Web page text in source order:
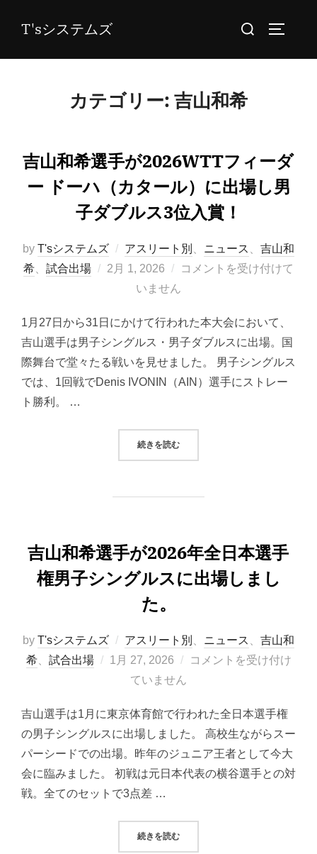
T'sシステムズ
検
対
カテゴリー: 吉山和希
吉山和希選手が2026WTTフィーダ
ー ドーハ（カタール）に出場し男
子ダブルス3位入賞！
by T'sシステムズ アスリート別 ニュース
吉山和
希
試合出場
投
2月 1, 2026
コメントを受け付けて
いません
1月27日から31日にかけて行われた本大会において、
吉山選手は男子シングルス・男子ダブルスに出場。国
際舞台で堂々たる戦いを見せました。 男子シングルス
では、1回戦でDenis IVONIN（AIN）選手にストレー
ト勝利。 …
続きを読む“吉山和希選手が2026WTTフィー
吉山和希選手が2026年全日本選手
権男子シングルスに出場しまし
た。
by T'sシステムズ アスリート別 ニュース
吉山和
希、 試合出場
投
1月 27, 2026
コメントを受け付け
ていません
吉山選手は1月に東京体育館で行われた全日本選手権
の男子シングルスに出場しました。 高校生ながらスー
パーシードでの出場。昨年のジュニア王者として今大
会に臨みました。 初戦は元日本代表の横谷選手との対
戦。全てのセットで3点差 …
続きを読む“吉山和希選手が2026年全日本選